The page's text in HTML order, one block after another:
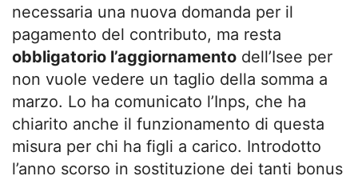
necessaria una nuova domanda per il
pagamento del contributo, ma resta
obbligatorio l’aggiornamento dell’Isee per
non vuole vedere un taglio della somma a
marzo. Lo ha comunicato l’Inps, che ha
chiarito anche il funzionamento di questa
misura per chi ha figli a carico. Introdotto
l’anno scorso in sostituzione dei tanti bonus